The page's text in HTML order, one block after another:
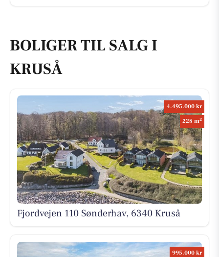
BOLIGER TIL SALG I
KRUSÅ
4.495.000 kr
228 m2
Fjordvejen 110 Sønderhav, 6340 Kruså
995.000 kr